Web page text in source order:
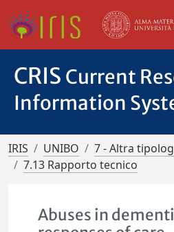
CRIS Current
Information
IRIS UNIBO
7 - Altra
7.13 Rapporto tecnico
Abuses in